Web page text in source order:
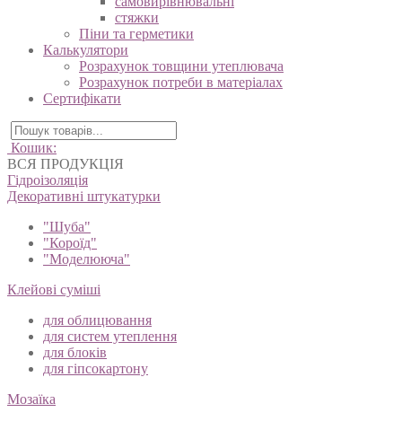
стяжки
Піни та герметики
Калькулятори
Розрахунок товщини утеплювача
Розрахунок потреби в матеріалах
Сертифікати
Кошик:
ВСЯ ПРОДУКЦІЯ
Гідроізоляція
Декоративні штукатурки
"Шуба"
"Короїд"
"Моделююча"
Клейові суміші
для облицювання
для систем утеплення
для блоків
для гіпсокартону
Мозаїка